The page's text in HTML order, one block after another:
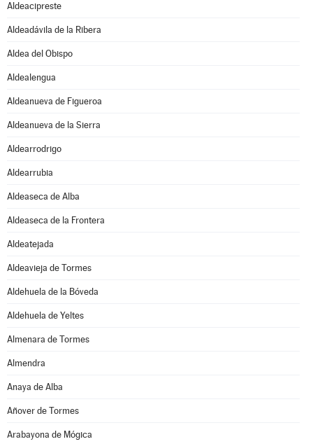
Aldeacipreste
Aldeadávila de la Ribera
Aldea del Obispo
Aldealengua
Aldeanueva de Figueroa
Aldeanueva de la Sierra
Aldearrodrigo
Aldearrubia
Aldeaseca de Alba
Aldeaseca de la Frontera
Aldeatejada
Aldeavieja de Tormes
Aldehuela de la Bóveda
Aldehuela de Yeltes
Almenara de Tormes
Almendra
Anaya de Alba
Añover de Tormes
Arabayona de Mógica